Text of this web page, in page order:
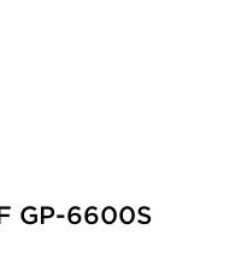
GP-6600S